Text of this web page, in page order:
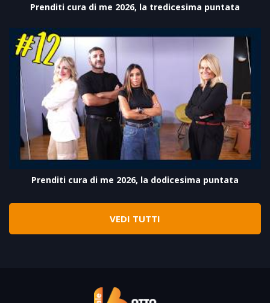
Prenditi cura di me 2026, la tredicesima puntata
Prenditi cura di me 2026, la dodicesima puntata
VEDI TUTTI